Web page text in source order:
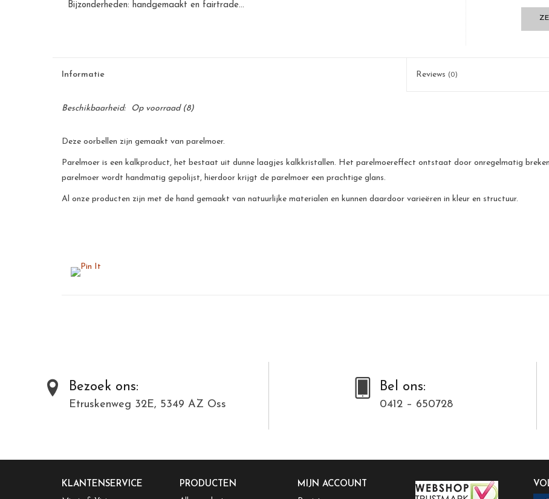
Bijzonderheden: handgemaakt en fairtrade...
Informatie Reviews (0)
Beschikbaarheid: Op voorraad(8)
Deze oorbellen zijn gemaakt van parelmoer.
Parelmoer is een kalkproduct, het bestaat uit dunne laagjes kalkkristallen. Het parelmoereffect ontstaat door onregelmatig
parelmoer wordt handmatig gepolijst, hierdoor krijgt de parelmoer een prachtige glans.
Al onze producten zijn met de hand gemaakt van natuurlijke materialen en kunnen daardoor varieëren in kleur en structuur.
Bezoek ons:
Etruskenweg 32E, 5349 AZ Oss
Bel ons:
0412 – 650728
KLANTENSERVICE PRODUCTEN MIJN ACCOUNT